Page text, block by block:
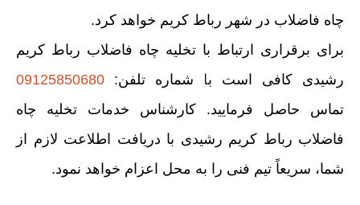
چاه فاضلاب در شهر رباط کریم خواهد کرد.
برای برقراری ارتباط با تخلیه چاه فاضلاب رباط کریم
رشیدی کافی است با شماره تلفن: 09125850680
تماس حاصل فرمایید. کارشناس خدمات تخلیه چاه
فاضلاب رباط کریم رشیدی با دریافت اطلاعت لازم از
شما، سریعاً تیم فنی را به محل اعزام خواهد نمود.